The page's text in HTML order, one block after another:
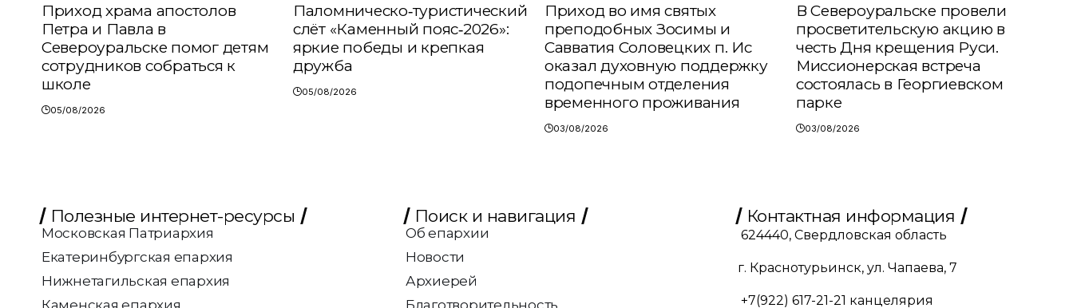
Приход храма апостолов
Петра и Павла в
Североуральске помог детям
сотрудников собраться к
школе
05/08/2026
Паломническо‑туристический
слёт «Каменный пояс‑2026»:
яркие победы и крепкая
дружба
05/08/2026
Приход во имя святых
преподобных Зосимы и
Савватия Соловецких п. Ис
оказал духовную поддержку
подопечным отделения
временного проживания
03/08/2026
В Североуральске провели
просветительскую акцию в
честь Дня крещения Руси.
Миссионерская встреча
состоялась в Георгиевском
парке
03/08/2026
Полезные интернет-ресурсы
Московская Патриархия
Екатеринбургская епархия
Нижнетагильская епархия
Каменская епархия
Поиск и навигация
Об епархии
Новости
Архиерей
Благотворительность
Контактная информация
624440, Свердловская область
г. Краснотурьинск, ул. Чапаева, 7
+7(922) 617-21-21 канцелярия